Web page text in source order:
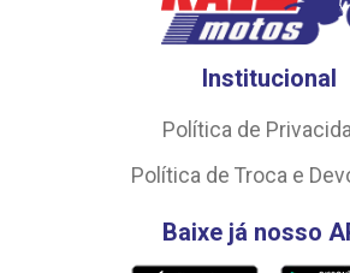
Institucional
Política de
Política de Troca e
Baixe já nosso